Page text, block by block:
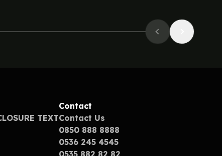
TEXT
Contact
Contact Us
0850 888 8888
0536 245 4545
0535 882 82 82